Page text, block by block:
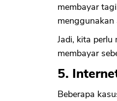
membayar
menggunakan
Jadi, kita
membayar
5.
Beberapa